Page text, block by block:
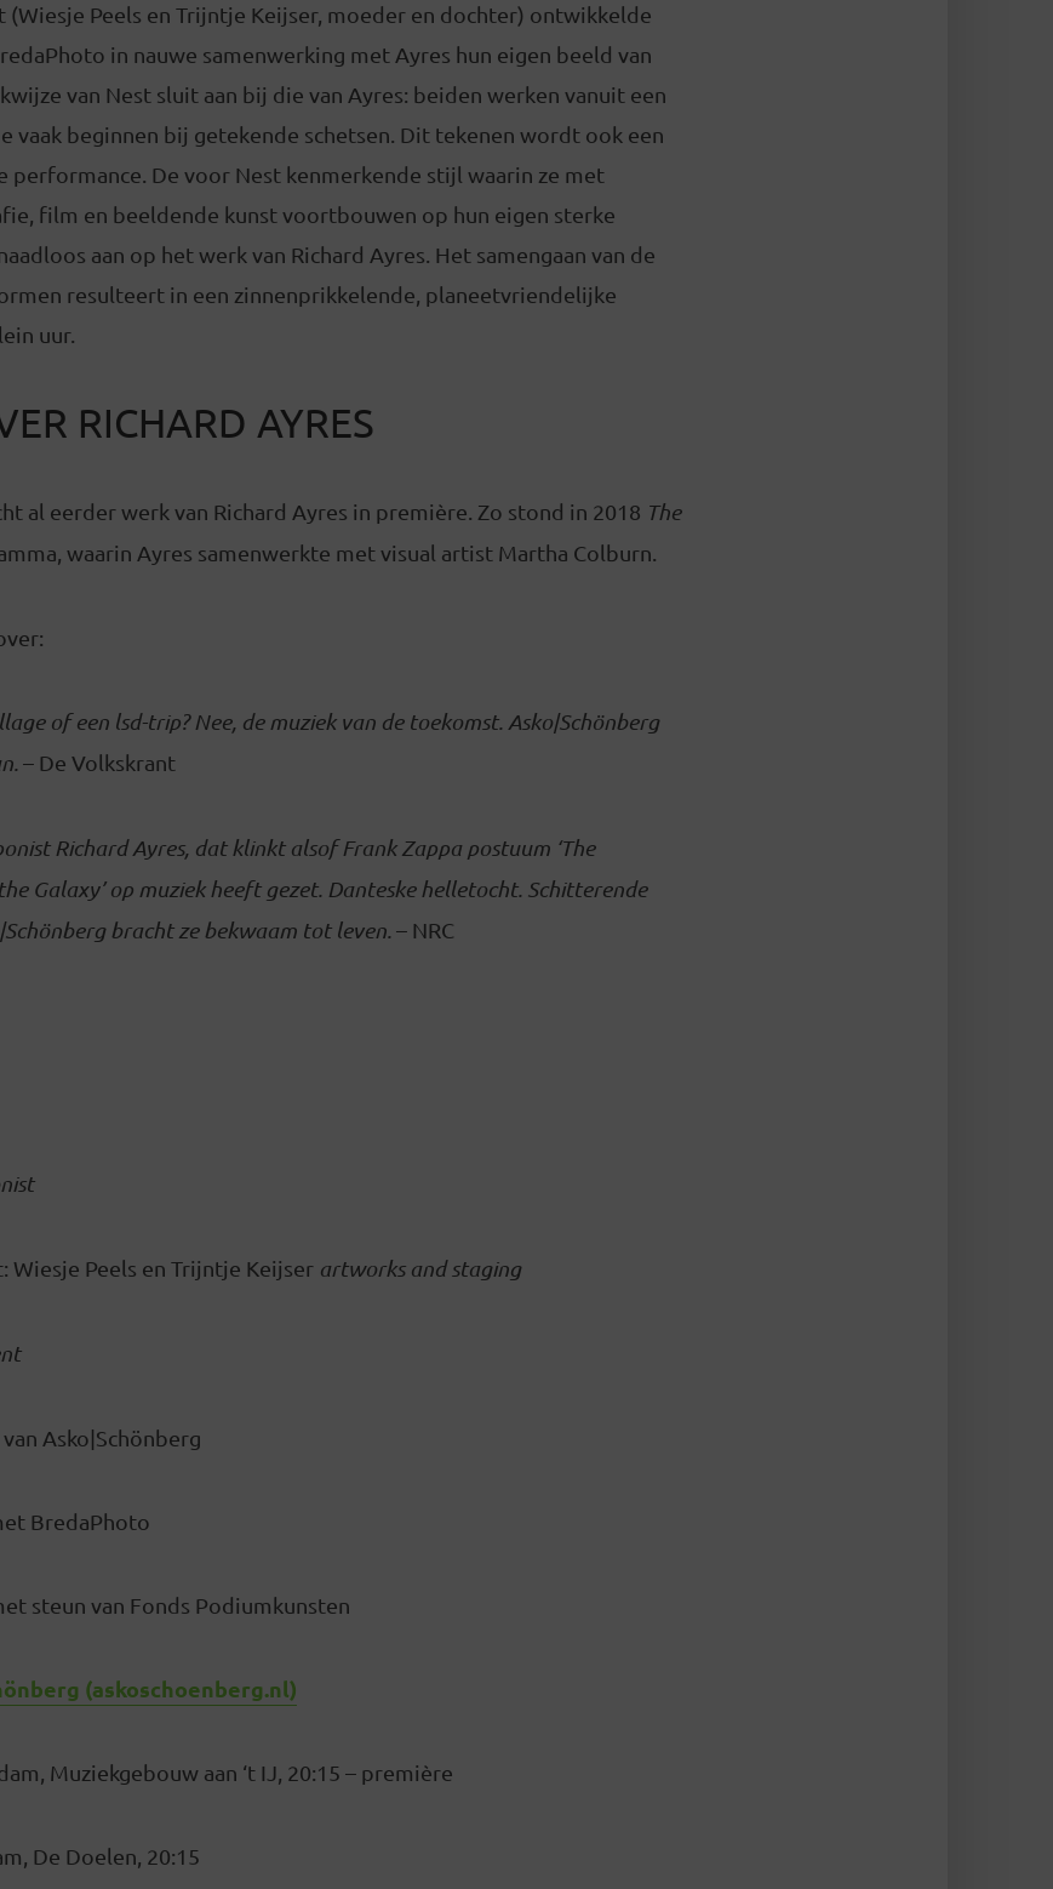
(Wiesje Peels en Trijntje Keijser, moeder en dochter) ontwikkelde
in nauwe samenwerking met Ayres hun eigen beeld van
van Nest sluit aan bij die van Ayres: beiden werken vanuit een
vaak beginnen bij getekende schetsen. Dit tekenen wordt ook een
performance. De voor Nest kenmerkende stijl waarin ze met
film en beeldende kunst voortbouwen op hun eigen sterke
aan op het werk van Richard Ayres. Het samengaan van de
resulteert in een zinnenprikkelende, planeetvriendelijke
uur.
RICHARD AYRES
al eerder werk van Richard Ayres in première. Zo stond in 2018 The
waarin Ayres samenwerkte met visual artist Martha Colburn.
of een lsd-trip? Nee, de muziek van de toekomst. Asko|Schönberg
– De Volkskrant
Richard Ayres, dat klinkt alsof Frank Zappa postuum ‘The
Galaxy’ op muziek heeft gezet. Danteske helletocht. Schitterende
bracht ze bekwaam tot leven. – NRC
Wiesje Peels en Trijntje Keijser artworks and staging
Asko|Schönberg
BredaPhoto
steun van Fonds Podiumkunsten
(askoschoenberg.nl)
Muziekgebouw aan ‘t IJ, 20:15 – première
De Doelen, 20:15